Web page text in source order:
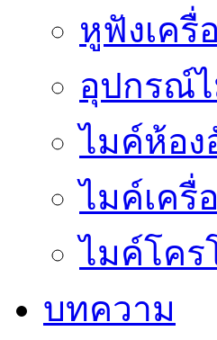
หูฟังเครื่
อุปกรณ์
ไมค์ห้อง
ไมค์เครื่
ไมค์โคร
บทความ